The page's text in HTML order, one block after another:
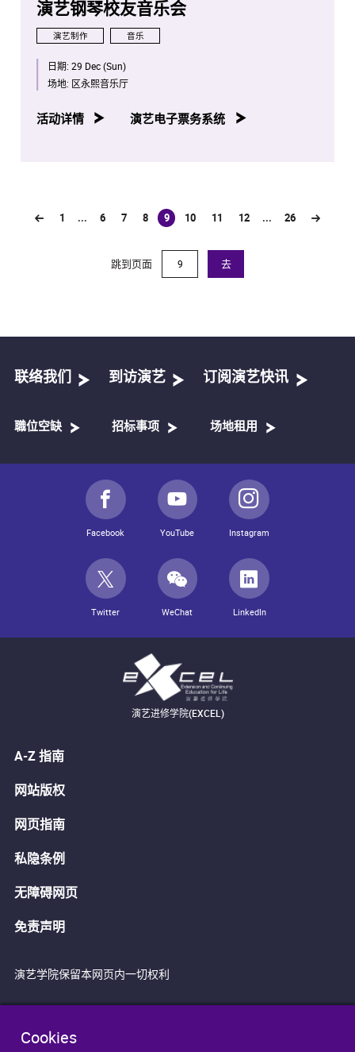
Cookies
演艺钢琴校友音乐会
演艺制作 音乐
日期: 29 Dec (Sun)
场地: 区永熙音乐厅
活动详情 演艺电子票务系统
1 ... 6 7 8 9
(current)
10 11 12 ... 26
跳到页面 去
联络我们 到访演艺 订阅演艺快讯
職位空缺 招标事项 场地租用
Facebook YouTube Instagram
Twitter WeChat LinkedIn
演艺进修学院(EXCEL)
A-Z 指南
网站版权
网页指南
私隐条例
无障碍网页
免责声明
演艺学院保留本网页内一切权利